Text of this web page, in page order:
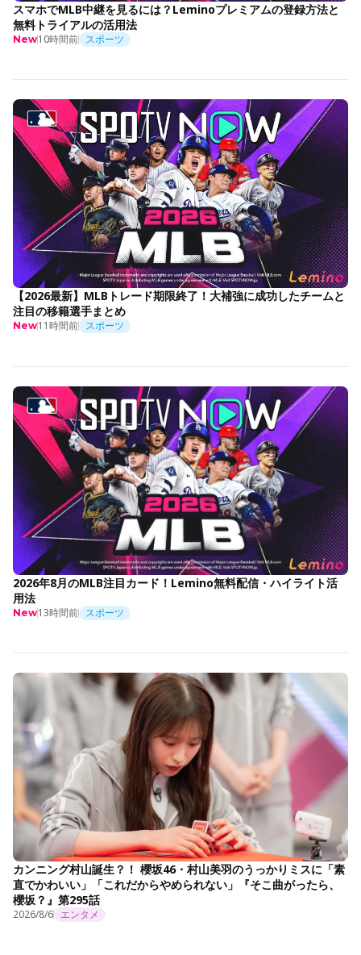
スマホでMLB中継を見るには？Leminoプレミアムの登録方法と
無料トライアルの活用法
New10時間前 スポーツ
【2026最新】MLBトレード期限終了！大補強に成功したチームと
注目の移籍選手まとめ
New11時間前 スポーツ
2026年8月のMLB注目カード！Lemino無料配信・ハイライト活
用法
New13時間前 スポーツ
カンニング村山誕生？！ 櫻坂46・村山美羽のうっかりミスに「素
直でかわいい」「これだからやめられない」『そこ曲がったら、
櫻坂？』第295話
2026/8/6 エンタメ